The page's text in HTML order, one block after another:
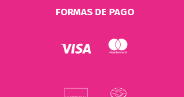
FORMAS DE PAGO